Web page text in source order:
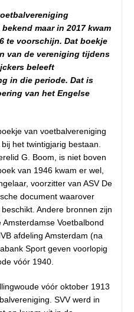
maar in 2017 kwam
te voorschijn. Dat boekje
van de vereniging tijdens
beleeft
in die periode. Dat is
van het Engelse
van voetbalvereniging
het twintigjarig bestaan.
G. Boom, is niet boven
van 1946 kwam er wel,
voorzitter van ASV De
document waarover
Andere bronnen zijn
Voetbalbond
afdeling Amsterdam (na
Sport geven voorlopig
vóór 1940.
vóór oktober 1913
SVV werd in